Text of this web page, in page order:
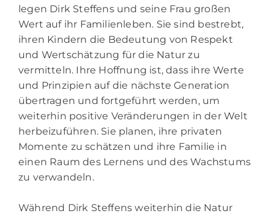
legen Dirk Steffens und seine Frau großen
Wert auf ihr Familienleben. Sie sind bestrebt,
ihren Kindern die Bedeutung von Respekt
und Wertschätzung für die Natur zu
vermitteln. Ihre Hoffnung ist, dass ihre Werte
und Prinzipien auf die nächste Generation
übertragen und fortgeführt werden, um
weiterhin positive Veränderungen in der Welt
herbeizuführen. Sie planen, ihre privaten
Momente zu schätzen und ihre Familie in
einen Raum des Lernens und des Wachstums
zu verwandeln.
Während Dirk Steffens weiterhin die Natur